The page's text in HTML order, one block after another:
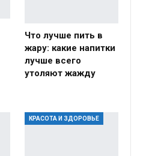
Что лучше пить в
жару: какие напитки
лучше всего
утоляют жажду
КРАСОТА И ЗДОРОВЬЕ